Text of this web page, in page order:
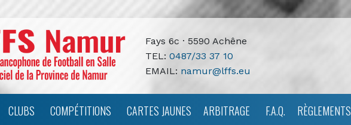
Fays 6c · 5590 Achêne
TEL: 0487/33 37 10
EMAIL: namur@lffs.eu
CLUBS COMPÉTITIONS CARTES JAUNES ARBITRAGE F.A.Q. RÈGLEMENTS